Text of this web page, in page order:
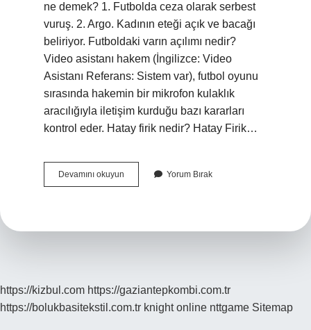
ne demek? 1. Futbolda ceza olarak serbest
vuruş. 2. Argo. Kadının eteği açık ve bacağı
beliriyor. Futboldaki varın açılımı nedir?
Video asistanı hakem (İngilizce: Video
Asistanı Referans: Sistem var), futbol oyunu
sırasında hakemin bir mikrofon kulaklık
aracılığıyla iletişim kurduğu bazı kararları
kontrol eder. Hatay firik nedir? Hatay Firik…
Devamını okuyun
Ne
Yorum Bırak
https://kizbul.com https://gaziantepkombi.com.tr
https://bolukbasitekstil.com.tr knight online nttgame Sitemap